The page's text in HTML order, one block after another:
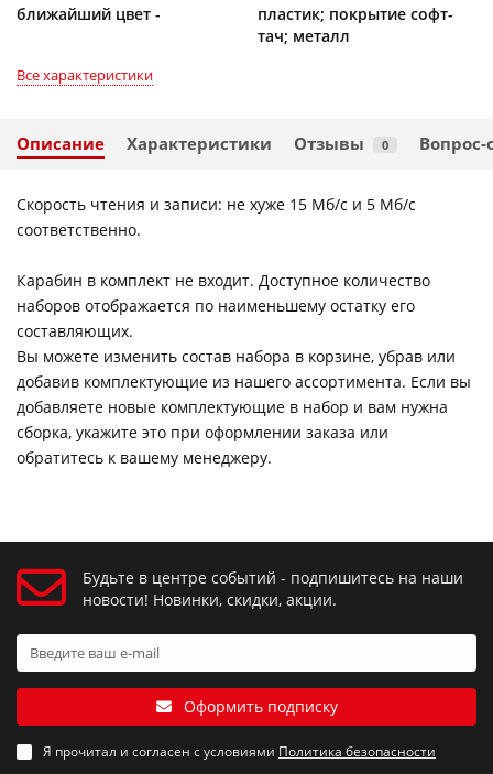
ближайший цвет -
пластик; покрытие софт-
тач; металл
Все характеристики
Описание Характеристики Отзывы 0 Вопрос-
Скорость чтения и записи: не хуже 15 Мб/c и 5 Мб/с
соответственно.
Карабин в комплект не входит. Доступное количество
наборов отображается по наименьшему остатку его
составляющих.
Вы можете изменить состав набора в корзине, убрав или
добавив комплектующие из нашего ассортимента. Если вы
добавляете новые комплектующие в набор и вам нужна
сборка, укажите это при оформлении заказа или
обратитесь к вашему менеджеру.
Будьте в центре событий - подпишитесь на наши
новости! Новинки, скидки, акции.
Оформить подписку
Я прочитал и согласен с условиями Политика безопасности